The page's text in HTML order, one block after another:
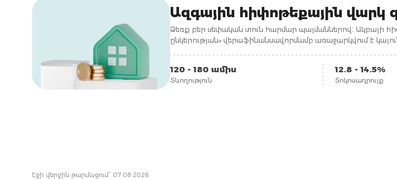
Ազգային հիփոթեքային
Ձեռք բեր սեփական տուն հարմար պայմաններով։ Ակբայի
ընկերության» վերաֆինանսավորմամբ առաջարկվում է
120 - 180 ամիս
Տևողություն
12.8 - 14.5%
Տոկոսադրույք
Էջի վերջին թարմացում՝ 07.08.2026